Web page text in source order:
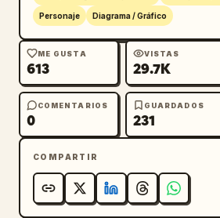
trabajo, personalidad, gustos
panel de monitor vital
etiquetado como バイタルモニ
con 2 gráficos de forma de
numéricas para frecuencia
temperatura y estrés; 1 panel
acciones inferior izquierdo
行動ログ (Registro de
con marca de tiempo; 1 panel de
reconocimiento facial superior
etiquetado como 顔認識ズーム
Personaje Diagrama / Gráfico
ME GUSTA
613
VISTAS
29.7K
COMENTARIOS
0
GUARDADOS
231
COMPARTIR